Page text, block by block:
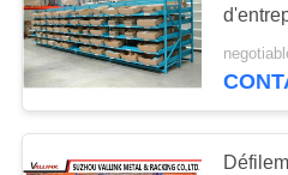
de